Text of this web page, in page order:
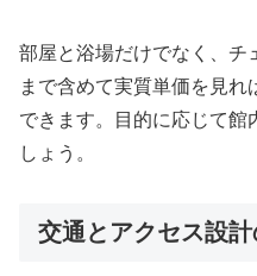
部屋と浴場だけでなく、チ
まで含めて実質単価を見
できます。目的に応じて館
しょう。
交通とアクセス設計